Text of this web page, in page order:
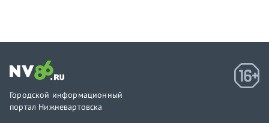
Городской информационный
портал Нижневартовска